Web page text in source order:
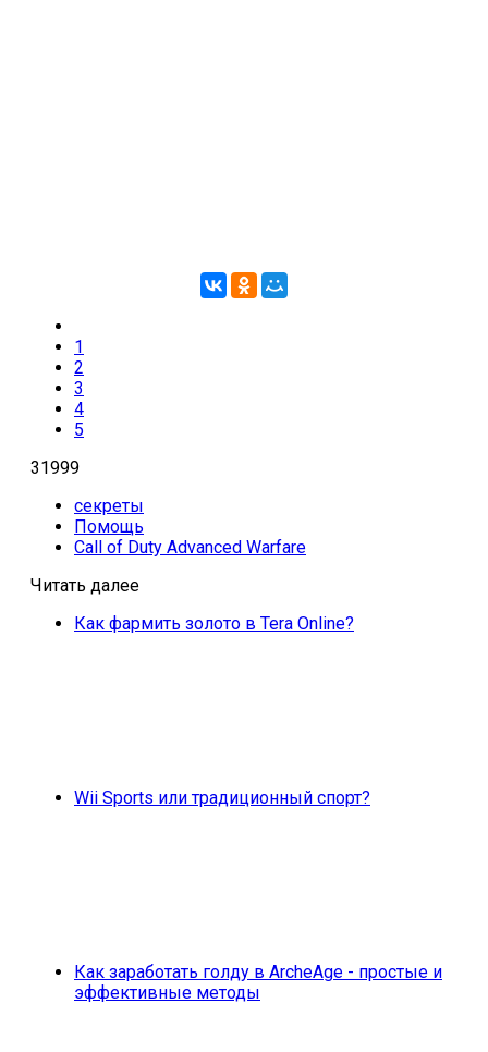
1
2
3
4
5
31999
секреты
Помощь
Call of Duty Advanced Warfare
Читать далее
Как фармить золото в Tera Online?
Wii Sports или традиционный спорт?
Как заработать голду в ArcheAge - простые и
эффективные методы